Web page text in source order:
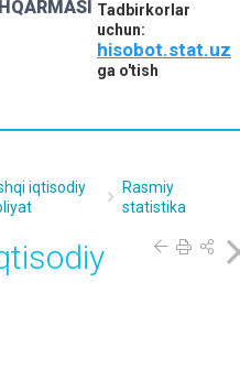
Tadbirkorlar
uchun:
hisobot.stat.uz
ga o'tish
iqtisodiy
Rasmiy
statistika